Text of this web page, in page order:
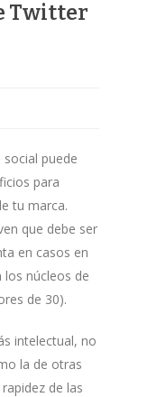
Twitter
puede
para
tu marca.
que debe ser
en casos en
núcleos de
de 30).
intelectual, no
la de otras
de las